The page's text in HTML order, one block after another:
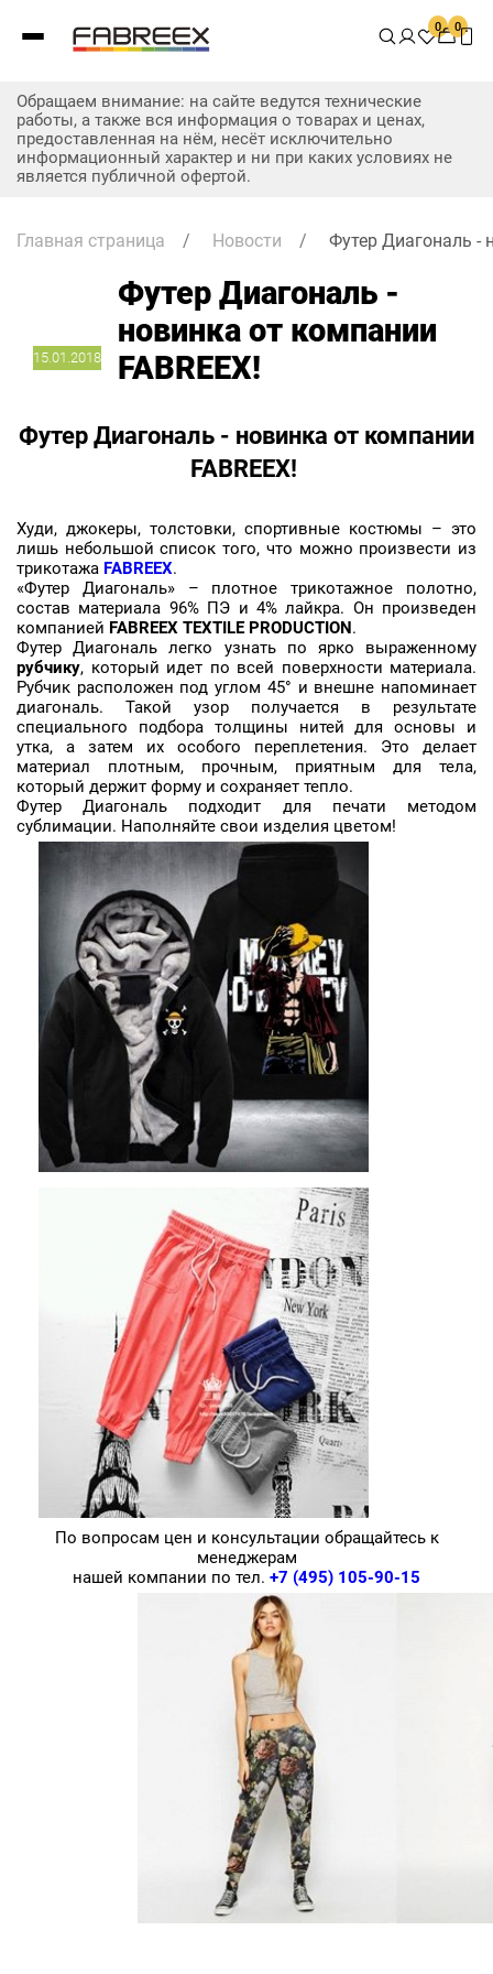
0 0
Обращаем внимание: на сайте ведутся технические
работы, а также вся информация о товарах и ценах,
предоставленная на нём, несёт исключительно
информационный характер и ни при каких условиях не
является публичной офертой.
Главная страница / Новости / Футер Диагональ -
15.01.2018
Футер Диагональ -
новинка от компании
FABREEX!
Футер Диагональ - новинка от компании
FABREEX!
Худи, джокеры, толстовки, спортивные костюмы – это
лишь небольшой список того, что можно произвести из
трикотажа FABREEX.
«Футер Диагональ» – плотное трикотажное полотно,
состав материала 96% ПЭ и 4% лайкра. Он произведен
компанией FABREEX TEXTILE PRODUCTION.
Футер Диагональ легко узнать по ярко выраженному
рубчику, который идет по всей поверхности материала.
Рубчик расположен под углом 45° и внешне напоминает
диагональ. Такой узор получается в результате
специального подбора толщины нитей для основы и
утка, а затем их особого переплетения. Это делает
материал плотным, прочным, приятным для тела,
который держит форму и сохраняет тепло.
Футер Диагональ подходит для печати методом
сублимации. Наполняйте свои изделия цветом!
По вопросам цен и консультации обращайтесь к
менеджерам
нашей компании по тел. +7 (495) 105-90-15